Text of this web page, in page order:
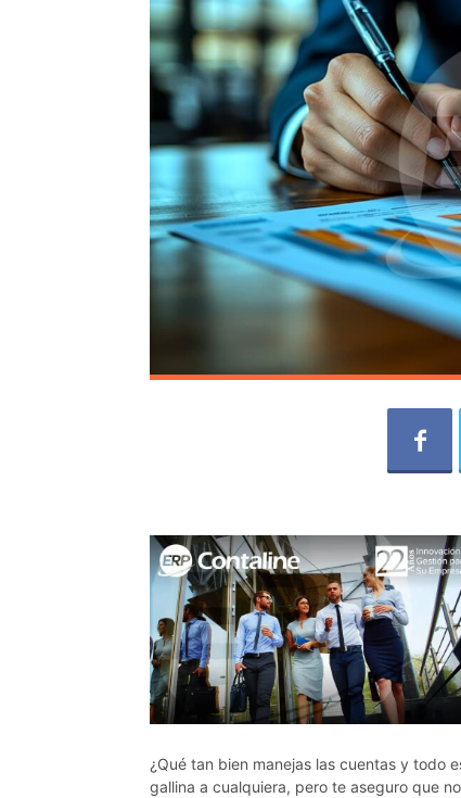
¿Qué tan bien manejas las cuentas y todo
gallina a cualquiera, pero te aseguro que